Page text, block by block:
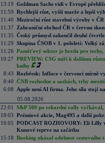
13:19 Goldman Sachs vidí v Evropě
11:59 Rychlejší růst, vyšší marže a lepší
11:40 Meziroční růst stavební výroby v
11:37
Zahraniční obchod ČR v červnu
11:35 Český průmysl zakončil druhé
11:29 Skupina ČSOB v 1. pololetí: Velký
11:26 Paměťový sektor je brzda pro techy,
10:27 PREVIEW: CSG míří k dalšímu
knihy
8:43 Rozbřesk: Inflace v červenci mírně
8:40 ČNB rozhodne o sazbách, trhy
6:08
Apple není AI firma. Jeho síla stojí
05.08.2026
22:01
S&P 500 po rekordní rally vyčkával,
18:03 Prémiové akcie, Mag495 a další
16:05 PODCAST ROZHOVORY: Eli Lilly
Kunové teprve na začátku
15:18 Booking ukázal odolnost cestovního